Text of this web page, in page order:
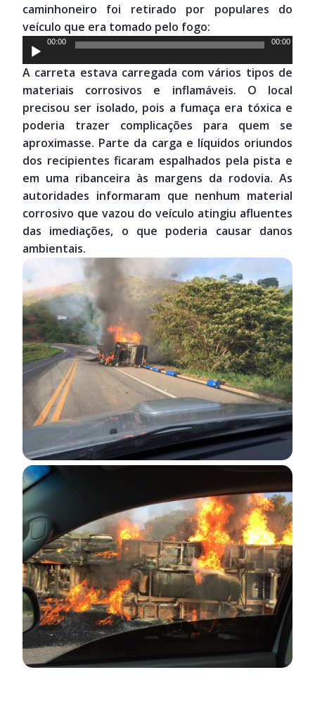
caminhoneiro foi retirado por populares do
veículo que era tomado pelo fogo:
Tocador
de
áudio
00:00 00:00
A carreta estava carregada com vários tipos de
materiais corrosivos e inflamáveis. O local
precisou ser isolado, pois a fumaça era tóxica e
poderia trazer complicações para quem se
aproximasse. Parte da carga e líquidos oriundos
dos recipientes ficaram espalhados pela pista e
em uma ribanceira às margens da rodovia. As
autoridades informaram que nenhum material
corrosivo que vazou do veículo atingiu afluentes
das imediações, o que poderia causar danos
ambientais.